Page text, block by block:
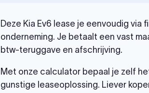
Deze Kia Ev6 lease je eenvoudig
onderneming. Je betaalt een vast
btw-teruggave en afschrijving.
Met onze calculator bepaal je zelf
gunstige leaseoplossing. Liever